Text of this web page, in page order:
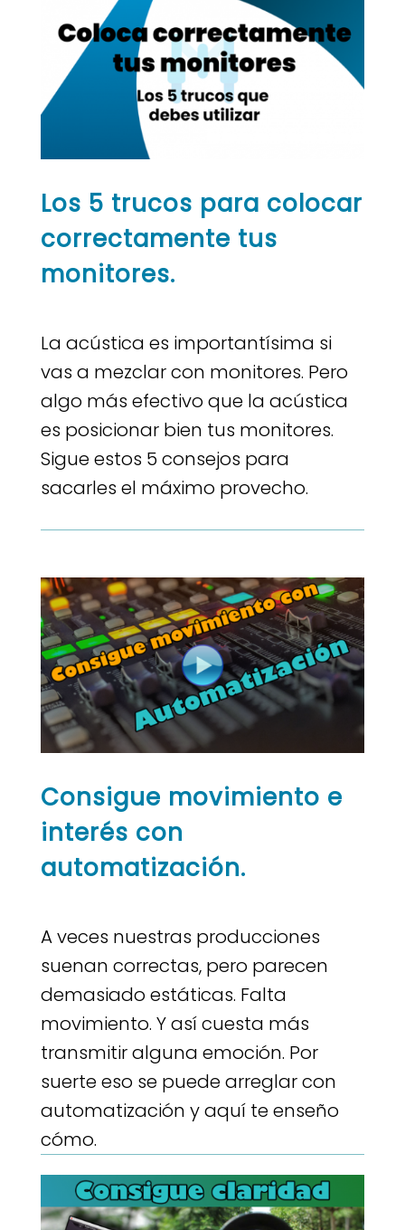
Los 5 trucos para colocar
correctamente tus
monitores.
La acústica es importantísima si
vas a mezclar con monitores. Pero
algo más efectivo que la acústica
es posicionar bien tus monitores.
Sigue estos 5 consejos para
sacarles el máximo provecho.
Consigue movimiento e
interés con
automatización.
A veces nuestras producciones
suenan correctas, pero parecen
demasiado estáticas. Falta
movimiento. Y así cuesta más
transmitir alguna emoción. Por
suerte eso se puede arreglar con
automatización y aquí te enseño
cómo.